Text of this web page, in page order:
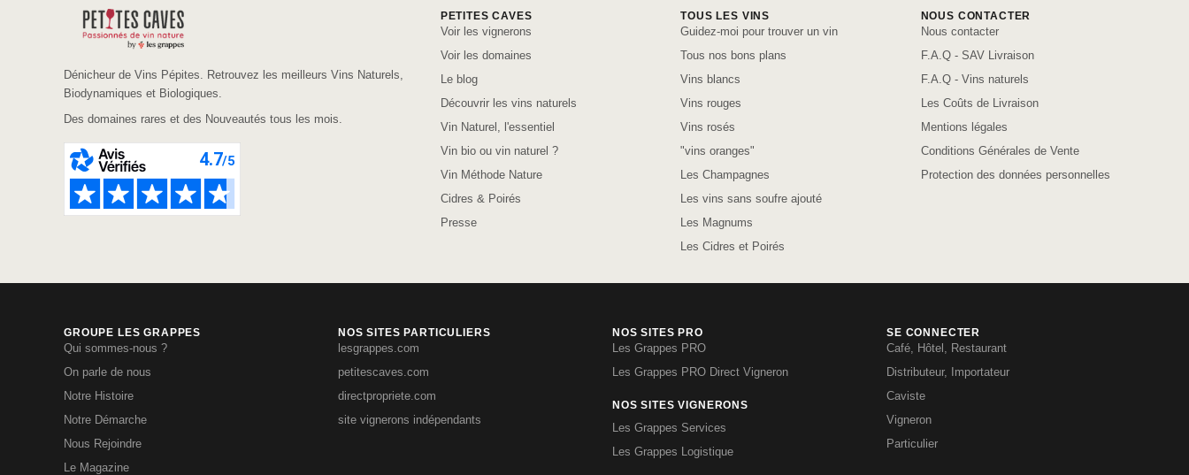
Dénicheur de Vins Pépites. Retrouvez les meilleurs Vins Naturels,
Biodynamiques et Biologiques.
Des domaines rares et des Nouveautés tous les mois.
PETITES CAVES
Voir les vignerons
Voir les domaines
Le blog
Découvrir les vins naturels
Vin Naturel, l'essentiel
Vin bio ou vin naturel ?
Vin Méthode Nature
Cidres & Poirés
Presse
TOUS LES VINS
Guidez-moi pour trouver un vin
Tous nos bons plans
Vins blancs
Vins rouges
Vins rosés
"vins oranges"
Les Champagnes
Les vins sans soufre ajouté
Les Magnums
Les Cidres et Poirés
NOUS CONTACTER
Nous contacter
F.A.Q - SAV Livraison
F.A.Q - Vins naturels
Les Coûts de Livraison
Mentions légales
Conditions Générales de Vente
Protection des données personnelles
GROUPE LES GRAPPES
Qui sommes-nous ?
On parle de nous
Notre Histoire
Notre Démarche
Nous Rejoindre
Le Magazine
NOS SITES PARTICULIERS
lesgrappes.com
petitescaves.com
directpropriete.com
site vignerons indépendants
NOS SITES PRO
Les Grappes PRO
Les Grappes PRO Direct Vigneron
NOS SITES VIGNERONS
Les Grappes Services
Les Grappes Logistique
SE CONNECTER
Café, Hôtel, Restaurant
Distributeur, Importateur
Caviste
Vigneron
Particulier